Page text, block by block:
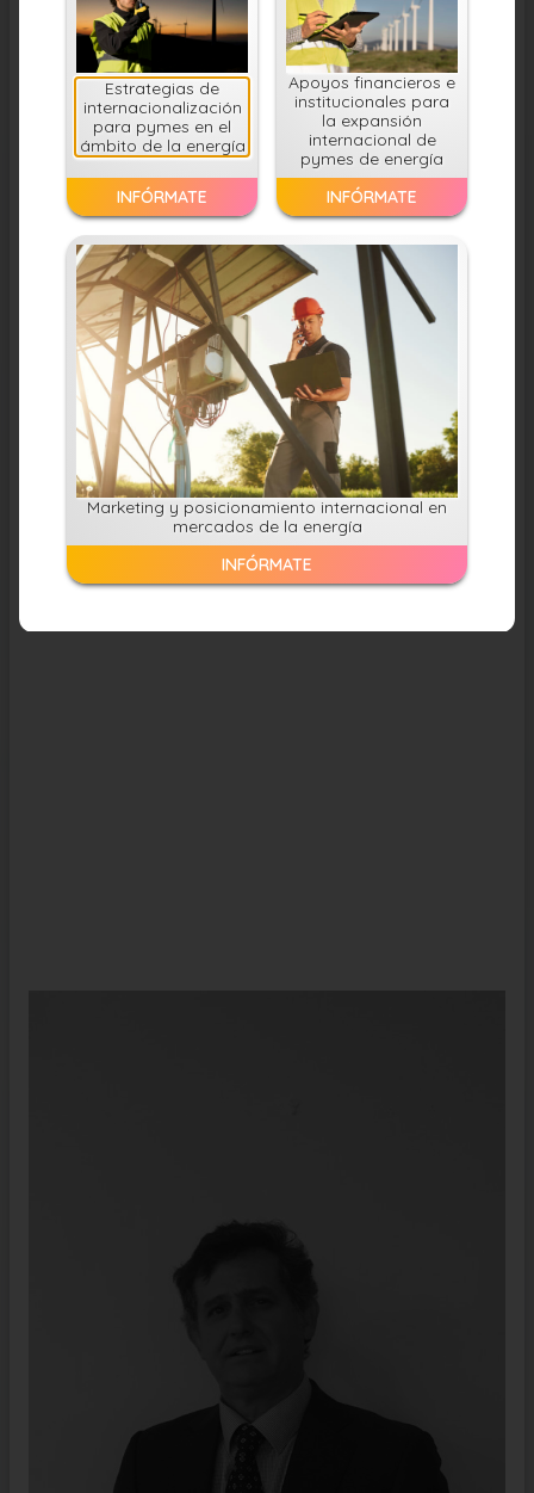
Ricardo Buendía
Mercados.
Estrategias de
internacionalización
para pymes en el
ámbito de la energía
INFÓRMATE
Apoyos financieros e
institucionales para
la expansión
internacional de
pymes de energía
INFÓRMATE
Marketing y posicionamiento internacional en
mercados de la energía
INFÓRMATE